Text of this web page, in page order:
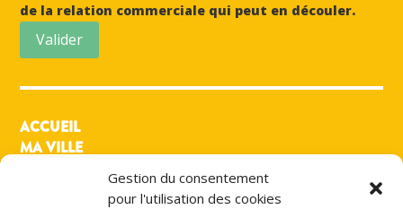
Gestion du consentement
pour l'utilisation des cookies
ACCUEIL
MA VILLE
de la relation commerciale qui peut en découler.
Valider